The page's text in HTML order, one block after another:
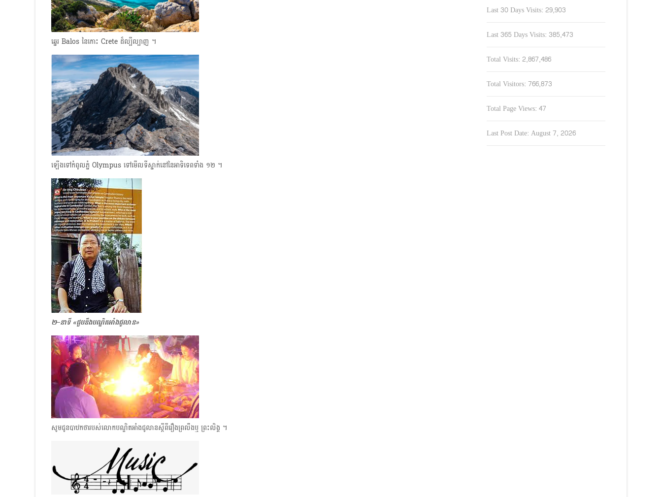
ឆ្នេរ Balos នៃកោះ Crete ដ៏ល្បីល្បាញ ។
ឡើងទៅកំពូលភ្នំ Olympus ទៅមើលទីស្នាក់នៅនៃអាទិទេពទាំង ១២ ។
២–នាទី «ជួបនឹងបណ្ឌិតអាំងជូលាន»
សូមជូនបាឋកថារបស់លោកបណ្ឌិតអាំងជូលានស្ដីពីរឿងព្រលឹង​ឬ​ ព្រះលិង្គ ។
Last 30 Days Visits: 29,903
Last 365 Days Visits: 385,473
Total Visits: 2,867,486
Total Visitors: 766,873
Total Page Views: 47
Last Post Date: August 7, 2026